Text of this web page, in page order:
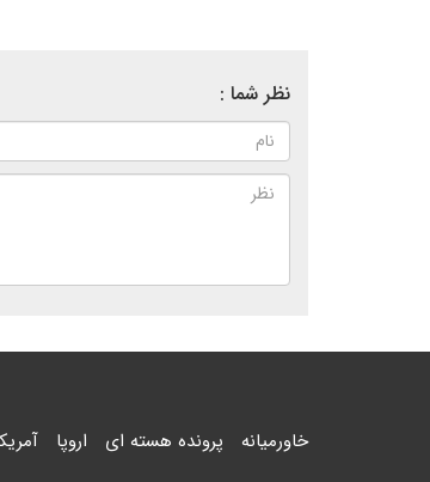
نظر شما :
خاورمیانه پرونده هسته ای اروپا